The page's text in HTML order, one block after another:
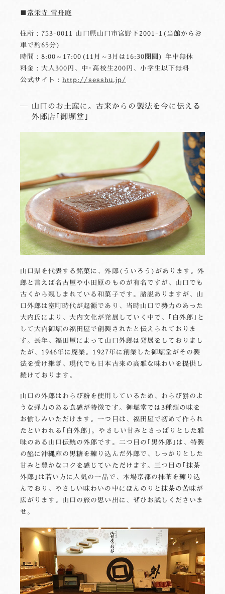
■常栄寺 雪舟庭
住所：753-0011 山口県山口市宮野下2001-1(当館からお
車で約65分)
時間：8:00～17:00(11月～3月は16:30閉園) 年中無休
料金：大人300円、中･高校生200円、小学生以下無料
公式サイト：http://sesshu.jp/
山口のお土産に。古来からの製法を今に伝える
外郎店｢御堀堂｣
山口県を代表する銘菓に、外郎(ういろう)があります。外
郎と言えば名古屋や小田原のものが有名ですが、山口でも
古くから親しまれている和菓子です。諸説ありますが、山
口外郎は室町時代が起源であり、当時山口で勢力のあった
大内氏により、大内文化が発展していく中で、｢白外郎｣と
して大内御堀の福田屋で創製されたと伝えられておりま
す。長年、福田屋によって山口外郎は発展をしておりまし
たが、1946年に廃業。1927年に創業した御堀堂がその製
法を受け継ぎ、現代でも日本古来の高雅な味わいを提供し
続けております。
山口の外郎はわらび粉を使用しているため、わらび餅のよ
うな弾力のある食感が特徴です。御堀堂では3種類の味を
お愉しみいただけます。一つ目は、福田屋で初めて作られ
たといわれる｢白外郎｣。やさしい甘みとさっぱりとした雅
味のある山口伝統の外郎です。二つ目の｢黒外郎｣は、特製
の餡に沖縄産の黒糖を練り込んだ外郎で、しっかりとした
甘みと豊かなコクを感じていただけます。三つ目の｢抹茶
外郎｣は若い方に人気の一品で、本場京都の抹茶を練り込
んでおり、やさしい味わいの中にほんのりと抹茶の苦味が
広がります。山口の旅の思い出に、ぜひお試しくださいま
せ。